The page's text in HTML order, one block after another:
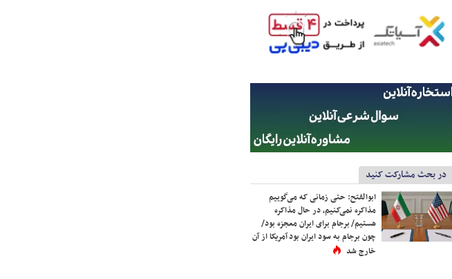
در بحث مشارکت کنید
ابوالفتح: حتی زمانی که می‌گوییم
مذاکره نمی‌کنیم، در حال مذاکره
هستیم/ برجام برای ایران معجزه بود/
چون برجام به سود ایران بود آمریکا از آن
خارج شد